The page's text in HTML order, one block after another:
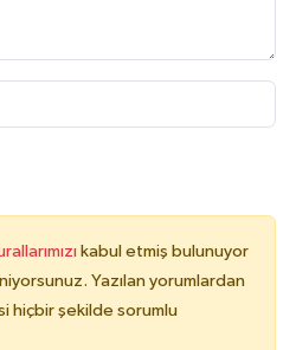
kabul etmiş bulunuyor
Yazılan yorumlardan
hiçbir şekilde sorumlu